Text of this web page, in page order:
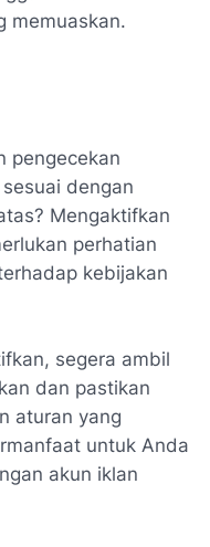
memuaskan.
pengecekan
dengan
Mengaktifkan
perhatian
kebijakan
segera ambil
dan pastikan
aturan yang
untuk Anda
akun iklan